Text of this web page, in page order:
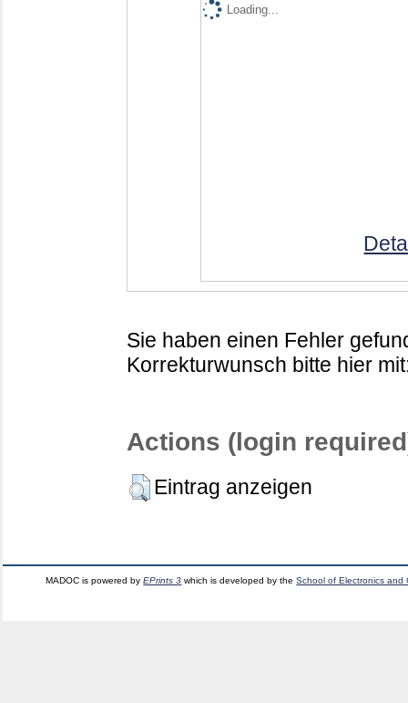
Loading...
Sie haben einen Fehler
Korrekturwunsch bitte hier
Actions (login
Eintrag anzeigen
MADOC is powered byEPrints 3 which is developed by theSchool of Electronics and